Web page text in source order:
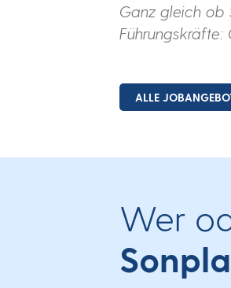
Ganz gleich ob
ALLE
Wer